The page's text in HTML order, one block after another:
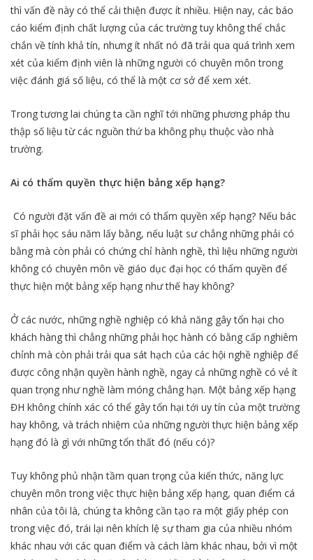
thì vấn đề này có thể cải thiện được ít nhiều. Hiện nay, các báo
cáo kiểm định chất lượng của các trường tuy không thể chắc
chắn về tính khả tín, nhưng ít nhất nó đã trải qua quá trình xem
xét của kiểm định viên là những người có chuyên môn trong
việc đánh giá số liệu, có thể là một cơ sở để xem xét.
Trong tương lai chúng ta cần nghĩ tới những phương pháp thu
thập số liệu từ các nguồn thứ ba không phụ thuộc vào nhà
trường.
Ai có thẩm quyền thực hiện bảng xếp hạng?
Có người đặt vấn đề ai mới có thẩm quyền xếp hạng? Nếu bác
sĩ phải học sáu năm lấy bằng, nếu luật sư chẳng những phải có
bằng mà còn phải có chứng chỉ hành nghề, thì liệu những người
không có chuyên môn về giáo dục đại học có thẩm quyền để
thực hiện một bảng xếp hạng như thế hay không?
Ở các nước, những nghề nghiệp có khả năng gây tổn hại cho
khách hàng thì chẳng những phải học hành có bằng cấp nghiêm
chỉnh mà còn phải trải qua sát hạch của các hội nghề nghiệp để
được công nhận quyền hành nghề, ngay cả những nghề có vẻ ít
quan trọng như nghề làm móng chẳng hạn. Một bảng xếp hạng
ĐH không chính xác có thể gây tổn hại tới uy tín của một trường
hay không, và trách nhiệm của những người thực hiện bảng xếp
hạng đó là gì với những tổn thất đó (nếu có)?
Tuy không phủ nhận tầm quan trọng của kiến thức, năng lực
chuyên môn trong việc thực hiện bảng xếp hạng, quan điểm cá
nhân của tôi là, chúng ta không cần tạo ra một giấy phép con
trong việc đó, trái lại nên khích lệ sự tham gia của nhiều nhóm
khác nhau với các quan điểm và cách làm khác nhau, bởi vì một